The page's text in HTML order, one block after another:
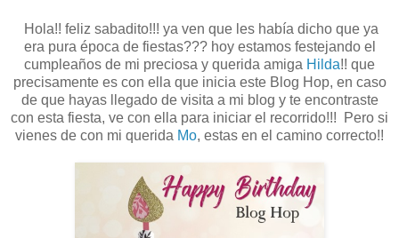
Hola!! feliz sabadito!!! ya ven que les había dicho que ya
era pura época de fiestas??? hoy estamos festejando el
cumpleaños de mi preciosa y querida amiga Hilda!! que
precisamente es con ella que inicia este Blog Hop, en caso
de que hayas llegado de visita a mi blog y te encontraste
con esta fiesta, ve con ella para iniciar el recorrido!!! Pero si
vienes de con mi querida Mo, estas en el camino correcto!!